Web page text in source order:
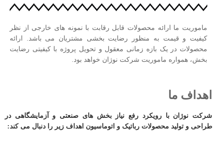
ماموریت ما ارائه محصولات قابل رقابت با نمونه ­های خارجی از نظر
کیفیت و قیمت به منظور رضایت بخشی مشتریان می­ باشد. ارائه
محصولات در یک بازه زمانی معقول و تحویل پروژه با کیفیتی رضایت
بخش، همواره ماموریت شرکت نوژان خواهد بود.
اهداف ما
شرکت نوژان با رویکرد رفع نیاز بخش ­های صنعتی و آزمایشگاهی در
طراحی و تولید محصولات رباتیک و اتوماسیون اهداف زیر را دنبال می­ کند: